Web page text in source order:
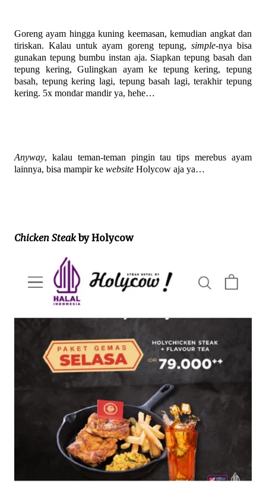
Goreng ayam hingga kuning keemasan, kemudian angkat dan
tiriskan. Kalau untuk ayam goreng tepung, simple-nya bisa
gunakan tepung bumbu instan aja. Siapkan tepung basah dan
tepung kering, Gulingkan ayam ke tepung kering, tepung
basah, tepung kering lagi, tepung basah lagi, terakhir tepung
kering. 5x mondar mandir ya, hehe…
Anyway, kalau teman-teman pingin tau tips merebus ayam
lainnya, bisa mampir ke website Holycow aja ya…
Chicken Steakby Holycow